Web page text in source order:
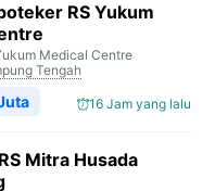
RS Yukum
Medical Centre
Tengah
16 Jam yang lalu
Mitra Husada